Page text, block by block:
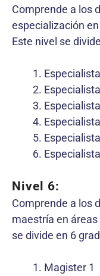
Comprende a los
especialización
Este nivel se
Nivel 6:
Comprende a los
maestría en
se divide en 6
Magister 1